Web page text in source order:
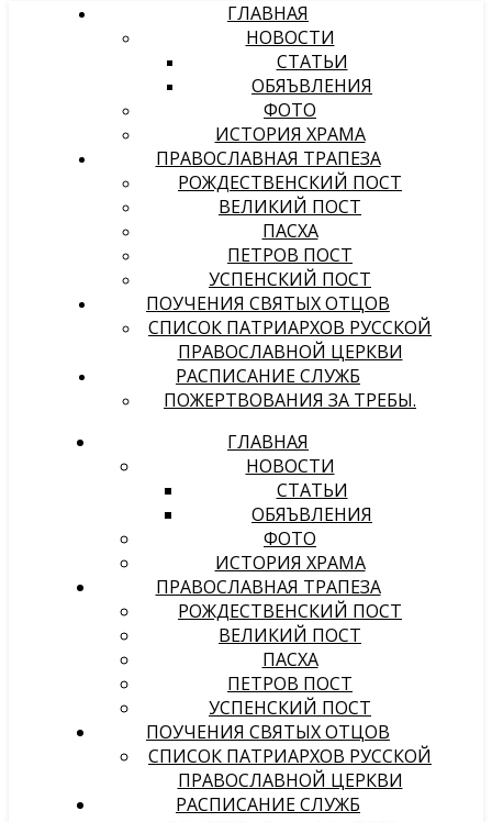
ГЛАВНАЯ
НОВОСТИ
СТАТЬИ
ОБЯЪВЛЕНИЯ
ФОТО
ИСТОРИЯ ХРАМА
ПРАВОСЛАВНАЯ ТРАПЕЗА
РОЖДЕСТВЕНСКИЙ ПОСТ
ВЕЛИКИЙ ПОСТ
ПАСХА
ПЕТРОВ ПОСТ
УСПЕНСКИЙ ПОСТ
ПОУЧЕНИЯ СВЯТЫХ ОТЦОВ
СПИСОК ПАТРИАРХОВ РУССКОЙ
ПРАВОСЛАВНОЙ ЦЕРКВИ
РАСПИСАНИЕ СЛУЖБ
ПОЖЕРТВОВАНИЯ ЗА ТРЕБЫ.
ГЛАВНАЯ
НОВОСТИ
СТАТЬИ
ОБЯЪВЛЕНИЯ
ФОТО
ИСТОРИЯ ХРАМА
ПРАВОСЛАВНАЯ ТРАПЕЗА
РОЖДЕСТВЕНСКИЙ ПОСТ
ВЕЛИКИЙ ПОСТ
ПАСХА
ПЕТРОВ ПОСТ
УСПЕНСКИЙ ПОСТ
ПОУЧЕНИЯ СВЯТЫХ ОТЦОВ
СПИСОК ПАТРИАРХОВ РУССКОЙ
ПРАВОСЛАВНОЙ ЦЕРКВИ
РАСПИСАНИЕ СЛУЖБ